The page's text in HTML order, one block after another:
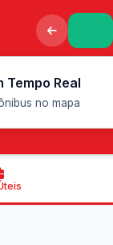
Tempo Real
no mapa